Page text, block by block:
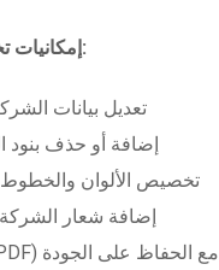
إمكانيات تخصيص متقدمة:
تعديل بيانات
إضافة أو حذف بنود
تخصيص الألوان والخطوط
إضافة شعار الشركة
طباعة بعدة صيغ (Word/PDF) مع الحفاظ على الجودة